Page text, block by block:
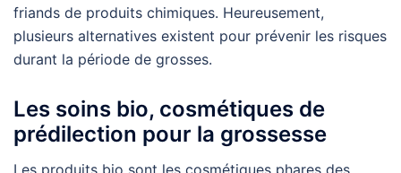
friands de produits chimiques. Heureusement,
plusieurs alternatives existent pour prévenir les risques
durant la période de grosses.
Les soins bio, cosmétiques de
prédilection pour la grossesse